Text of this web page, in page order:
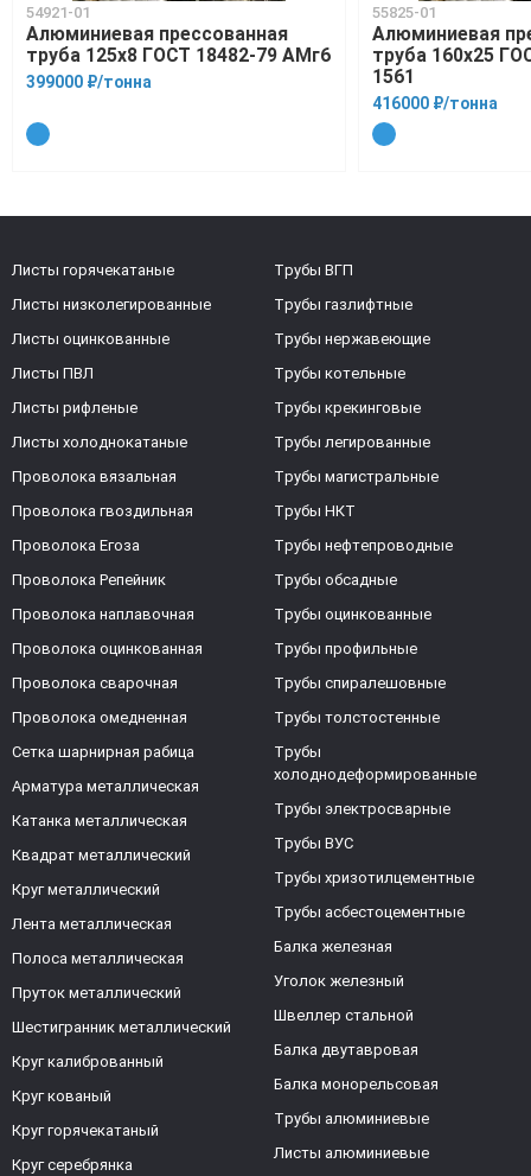
54921-01
Алюминиевая прессованная
труба 125х8 ГОСТ 18482-79 АМг6
399000 ₽/тонна
55825-01
Алюминиевая
труба 160х25
1561
416000 ₽/тонна
Листы горячекатаные
Листы низколегированные
Листы оцинкованные
Листы ПВЛ
Листы рифленые
Листы холоднокатаные
Проволока вязальная
Проволока гвоздильная
Проволока Егоза
Проволока Репейник
Проволока наплавочная
Проволока оцинкованная
Проволока сварочная
Проволока омедненная
Сетка шарнирная рабица
Арматура металлическая
Катанка металлическая
Квадрат металлический
Круг металлический
Лента металлическая
Полоса металлическая
Пруток металлический
Шестигранник металлический
Круг калиброванный
Круг кованый
Круг горячекатаный
Круг серебрянка
Трубы ВГП
Трубы газлифтные
Трубы нержавеющие
Трубы котельные
Трубы крекинговые
Трубы легированные
Трубы магистральные
Трубы НКТ
Трубы нефтепроводные
Трубы обсадные
Трубы оцинкованные
Трубы профильные
Трубы спиралешовные
Трубы толстостенные
Трубы
холоднодеформированные
Трубы электросварные
Трубы ВУС
Трубы хризотилцементные
Трубы асбестоцементные
Балка железная
Уголок железный
Швеллер стальной
Балка двутавровая
Балка монорельсовая
Трубы алюминиевые
Листы алюминиевые